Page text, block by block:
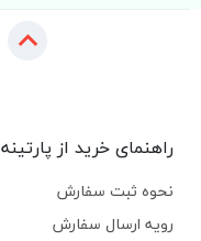
راهنمای خرید از پارتینه
نحوه ثبت سفارش
رویه ارسال سفارش